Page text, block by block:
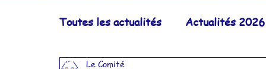
Toutes les actualités Actualités 2026
Le Comité